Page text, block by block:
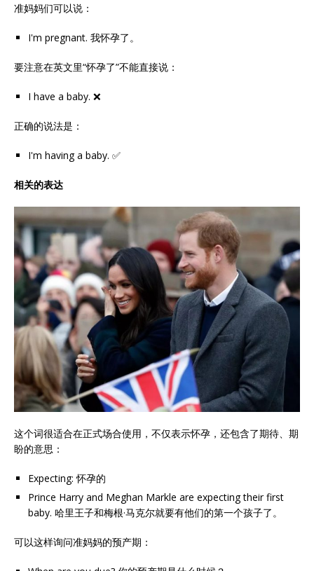
准妈妈们可以说：
I'm pregnant. 我怀孕了。
要注意在英文里“怀孕了”不能直接说：
I have a baby. ❌
正确的说法是：
I'm having a baby. ✅
相关的表达
这个词很适合在正式场合使用，不仅表示怀孕，还包含了期待、期
盼的意思：
Expecting: 怀孕的
Prince Harry and Meghan Markle are expecting their first
baby. 哈里王子和梅根·马克尔就要有他们的第一个孩子了。
可以这样询问准妈妈的预产期：